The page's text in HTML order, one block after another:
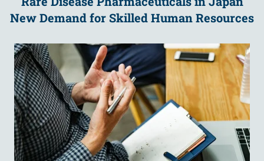
New Demand for Skilled Human Resources